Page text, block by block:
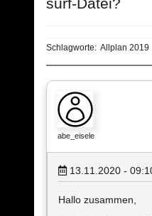
Schlagworte: Allplan 2019
abe_eisele
13.11.2020 -
Hallo zusammen,